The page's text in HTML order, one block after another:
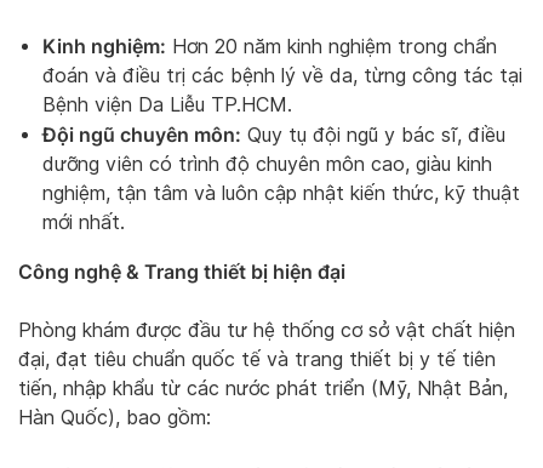
Kinh nghiệm: Hơn 20 năm kinh nghiệm trong chẩn
đoán và điều trị các bệnh lý về da, từng công tác tại
Bệnh viện Da Liễu TP.HCM.
Đội ngũ chuyên môn: Quy tụ đội ngũ y bác sĩ, điều
dưỡng viên có trình độ chuyên môn cao, giàu kinh
nghiệm, tận tâm và luôn cập nhật kiến thức, kỹ thuật
mới nhất.
Công nghệ & Trang thiết bị hiện đại
Phòng khám được đầu tư hệ thống cơ sở vật chất hiện
đại, đạt tiêu chuẩn quốc tế và trang thiết bị y tế tiên
tiến, nhập khẩu từ các nước phát triển (Mỹ, Nhật Bản,
Hàn Quốc), bao gồm: